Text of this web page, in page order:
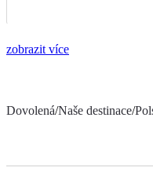
zobrazit více
Dovolená/Naše destinace/